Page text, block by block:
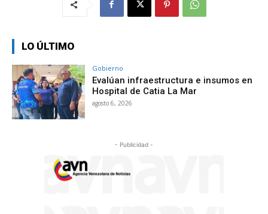
LO ÚLTIMO
Gobierno
Evalúan infraestructura e insumos en
Hospital de Catia La Mar
agosto 6, 2026
- Publicidad -